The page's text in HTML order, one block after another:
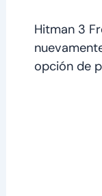
Hitman 3
opción de